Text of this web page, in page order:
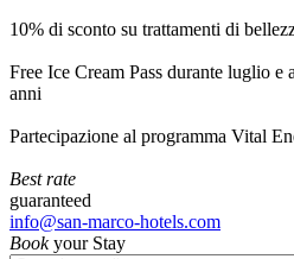
10% di sconto su trattamenti di
Free Ice Cream Pass durante luglio
anni
Partecipazione al programma Vital
Best rate
guaranteed
info@san-marco-hotels.com
Bookyour Stay